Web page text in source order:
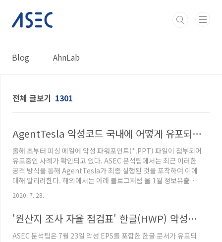
Blog AhnLab
전체 글보기 1301
AgentTesla 악성코드 국내에 어떻게 유포되고 있나?
올해 초부터 피싱 메일에 악성 파워포인트(*.PPT) 파일이 첨부되어
유포중인 사례가 확인되고 있다. ASEC 분석팀에서는 최근 이러한
공격 방식을 통해 AgentTesla가 최종 실행된 것을 포착하여 이에
대해 알리려한다. 해외에서는 아래 블로그처럼 올 1월 정보유출형
블로그 : https://appriver.com/resources/blog/january-
drop-lokibot-azorult) 이와 비슷한 유포 방식을 이용하여 7월에
는 azorult가 아닌 AgentTesla라는 정보유출형 악성코드가 유포
되었다. 이 악성코는 ASEC 분석팀에서..
2020. 7. 28.
'원산지 조사 자율 점검표' 한글(HWP) 악성코드 유포
ASEC 분석팀은 7월 23일 악성 EPS를 포함한 한글 문서가 유포되